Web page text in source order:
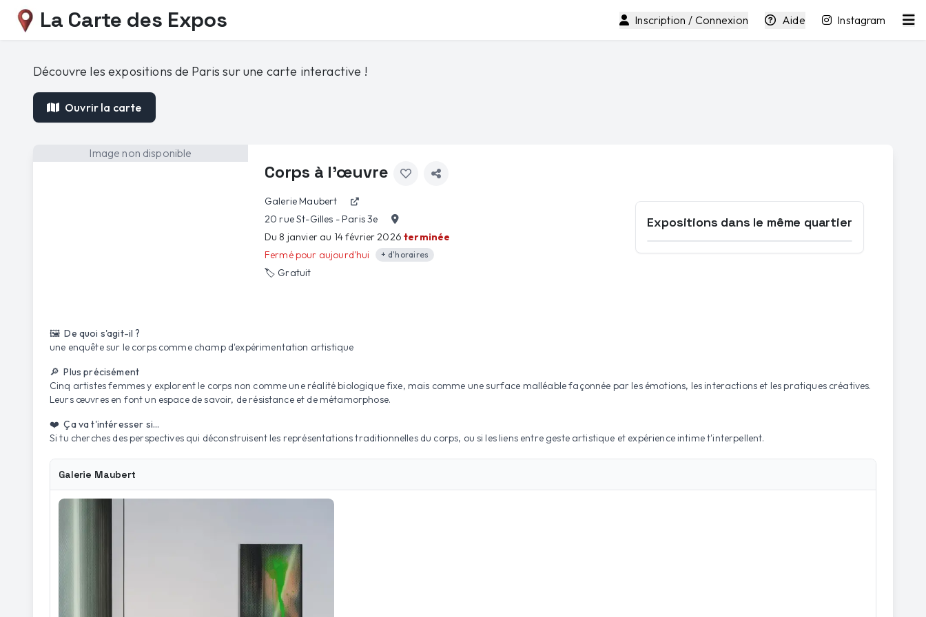
La Carte des Expos Inscription / Connexion Aide Instagram
Découvre les expositions de Paris sur une carte interactive !
Ouvrir la carte
Image non disponible
Corps à l'œuvre
Galerie Maubert
20 rue St-Gilles - Paris 3e
Du 8 janvier au 14 février 2026terminée
Fermé pour aujourd'hui
+ d'horaires
🏷️ Gratuit
Expositions dans le même quartier
🖼️ De quoi s'agit-il ?
une enquête sur le corps comme champ d'expérimentation artistique
🔎 Plus précisément
Cinq artistes femmes y explorent le corps non comme une réalité biologique fixe, mais comme une surface malléable façonnée par les émotions, les interactions et les pratiques créatives.
Leurs œuvres en font un espace de savoir, de résistance et de métamorphose.
❤️ Ça va t'intéresser si...
Si tu cherches des perspectives qui déconstruisent les représentations traditionnelles du corps, ou si les liens entre geste artistique et expérience intime t'interpellent.
Galerie Maubert